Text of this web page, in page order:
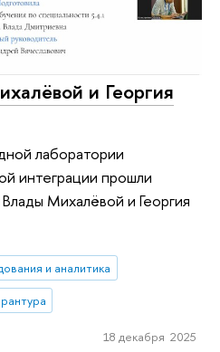
и Георгия
лаборатории
интеграции прошли
Михалёвой и Георгия
и аналитика
18 декабря 2025